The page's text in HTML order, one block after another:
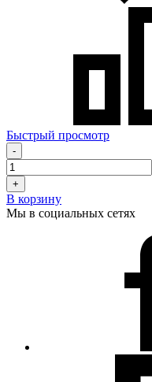
Быстрый просмотр
-
+
В корзину
Мы в социальных сетях